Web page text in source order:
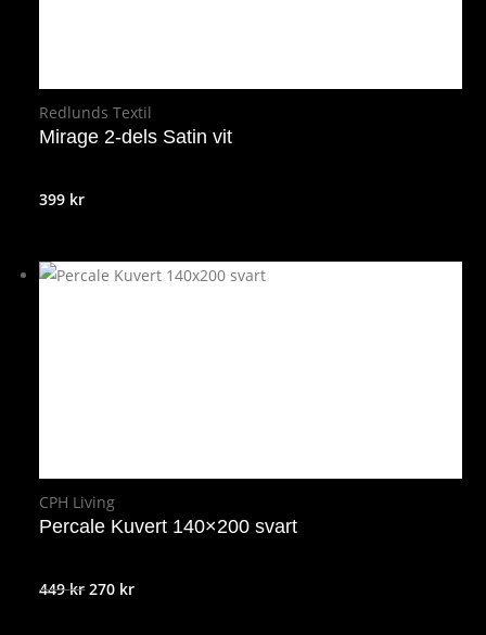
Redlunds Textil
Mirage 2-dels Satin vit
399 kr
CPH Living
Percale Kuvert 140×200 svart
449krDet
270 krDet